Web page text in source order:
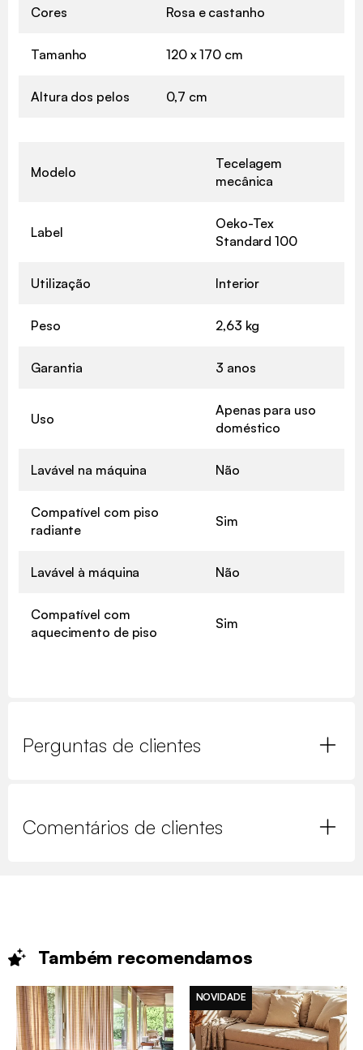
Cores Rosa e castanho
Tamanho 120 x 170 cm
Altura dos pelos 0,7 cm
Modelo
Tecelagem
mecânica
Label
Oeko-Tex
Standard 100
Utilização Interior
Peso 2,63 kg
Garantia 3 anos
Uso
Apenas para uso
doméstico
Lavável na máquina Não
Compatível com piso
radiante
Sim
Lavável à máquina Não
Compatível com
aquecimento de piso
Sim
Perguntas de clientes
Comentários de clientes
Também recomendamos
NOVIDADE